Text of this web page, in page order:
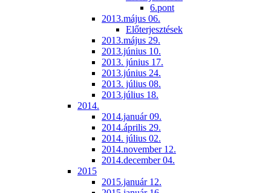
6.pont
2013.május 06.
Előterjesztések
2013.május 29.
2013.június 10.
2013. június 17.
2013.június 24.
2013. július 08.
2013.július 18.
2014.
2014.január 09.
2014.április 29.
2014. július 02.
2014.november 12.
2014.december 04.
2015
2015.január 12.